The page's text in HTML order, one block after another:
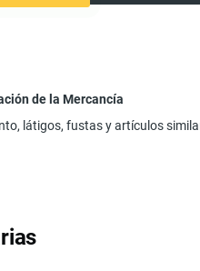
de la Mercancía
látigos, fustas y artículos